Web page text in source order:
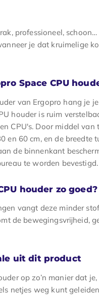
professioneel,
je dat kruimelige
Space CPU
van Ergopro hang je
houder is ruim
CPU's. Door middel
en 60 cm, en de breedte
de binnenkant
te worden bevestigd.
houder zo goed?
vangt deze minder
de bewegingsvrijheid,
uit dit product
op zo’n manier dat
netjes weg kunt